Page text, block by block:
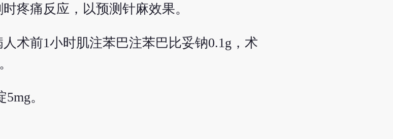
疼痛反应，以预测针麻效果。
术前1小时肌注苯巴注苯巴比妥钠0.1g，术
。